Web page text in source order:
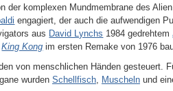
der komplexen Mundmembrane des
engagiert, der auch die aufwendigen
aus David Lynchs 1984 gedrehtem
King Kong im ersten Remake von 1976
von menschlichen Händen gesteuert.
wurden Schellfisch, Muschelnund